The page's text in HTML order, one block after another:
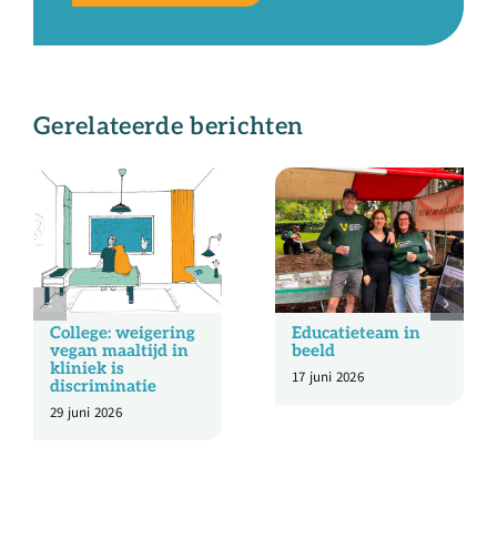
Gerelateerde berichten
College: weigering
vegan maaltijd in
kliniek is
discriminatie
29 juni 2026
Educatieteam in
beeld
17 juni 2026